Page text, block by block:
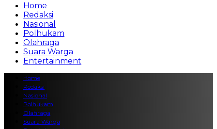
Home
Redaksi
Nasional
Polhukam
Olahraga
Suara Warga
Entertainment
Home
Redaksi
Nasional
Polhukam
Olahraga
Suara Warga